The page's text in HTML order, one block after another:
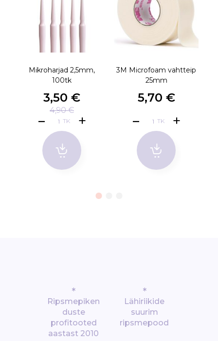
Mikroharjad 2,5mm,
100tk
3,50 €
4,90 €
TK
3M Microfoam vahtteip
25mm
5,70 €
TK
*
Ripsmepiken
duste
profitooted
aastast 2010
*
Lähiriikide
suurim
ripsmepood